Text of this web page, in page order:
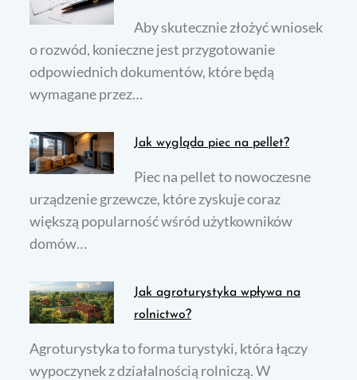
Aby skutecznie złożyć wniosek
o rozwód, konieczne jest przygotowanie
odpowiednich dokumentów, które będą
wymagane przez…
Jak wygląda piec na pellet?
Piec na pellet to nowoczesne
urządzenie grzewcze, które zyskuje coraz
większą popularność wśród użytkowników
domów…
Jak agroturystyka wpływa na
rolnictwo?
Agroturystyka to forma turystyki, która łączy
wypoczynek z działalnością rolniczą. W